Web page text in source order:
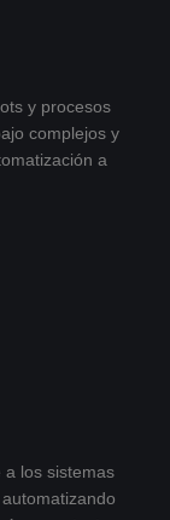
y procesos
complejos y
a
a los sistemas